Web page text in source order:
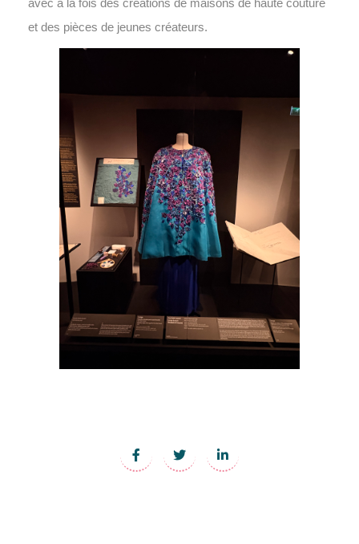
avec à la fois des créations de maisons de haute couture
et des pièces de jeunes créateurs.